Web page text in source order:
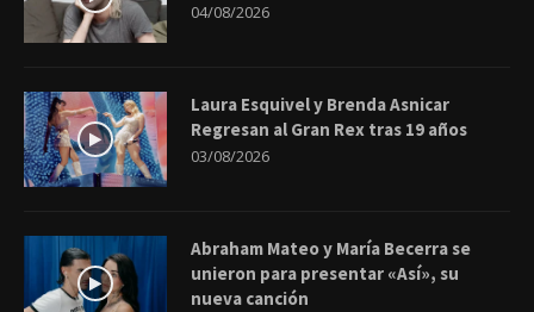
04/08/2026
Laura Esquivel y Brenda Asnicar
Regresan al Gran Rex tras 19 años
03/08/2026
Abraham Mateo y María Becerra se
unieron para presentar «Así», su
nueva canción